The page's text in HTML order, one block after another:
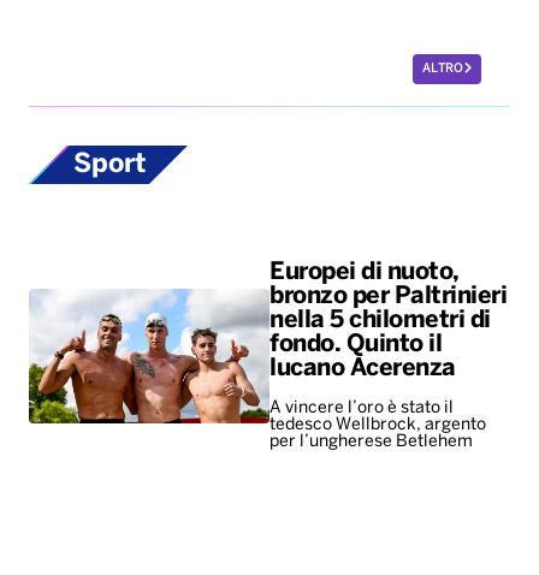
ALTRO
Sport
Europei di nuoto,
bronzo per Paltrinieri
nella 5 chilometri di
fondo. Quinto il
lucano Acerenza
A vincere l’oro è stato il
tedesco Wellbrock, argento
per l’ungherese Betlehem